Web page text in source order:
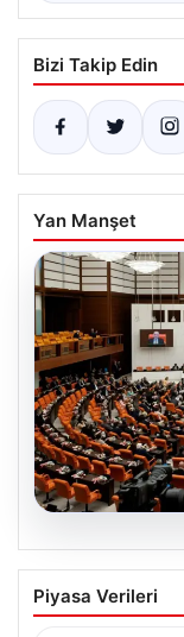
Bizi Takip Edin
Yan Manşet
07.08.2026
TBMM’de
Tartışması:
Piyasa Verileri